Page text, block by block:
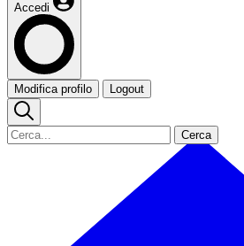
Accedi
Modifica profilo Logout
Cerca